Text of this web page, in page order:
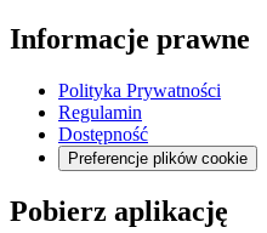
Informacje prawne
Polityka Prywatności
Regulamin
Dostępność
Preferencje plików cookie
Pobierz aplikację